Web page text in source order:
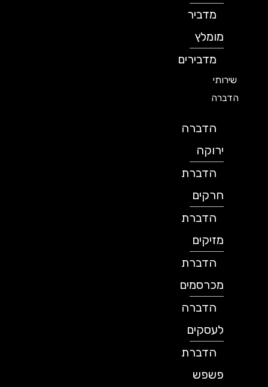
מדביר
מומלץ
מדבירים
שירותי
הדברה
הדברה
ירוקה
הדברת
חרקים
הדברת
מזיקים
הדברת
מכרסמים
הדברה
לעסקים
הדברת
פשפש